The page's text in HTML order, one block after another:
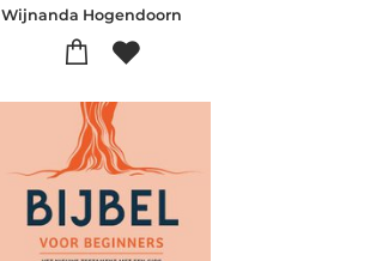
Wijnanda Hogendoorn